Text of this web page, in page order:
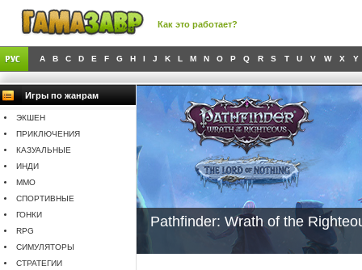
Как это работает?
A B C D E F G H I J K L M N O P Q R S T U V W X Y
Игры по жанрам
ЭКШЕН
ПРИКЛЮЧЕНИЯ
КАЗУАЛЬНЫЕ
ИНДИ
MMO
СПОРТИВНЫЕ
ГОНКИ
RPG
СИМУЛЯТОРЫ
СТРАТЕГИИ
Pathfinder: Wrath of the